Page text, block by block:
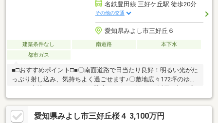
名鉄豊田線 三好ケ丘駅 徒歩20分
その他の交通
愛知県みよし市三好丘６
建築条件なし 南道路
本下水
都市ガス
■□おすすめポイント□■〇南面道路で日当たり良好！明るい光がた
っぷり射し込み、気持ちよく過ごせます♪〇敷地広々172坪のゆと
がります！〇前面道路6m以上で車の出し入れがスムーズ。毎日の
通勤や買い物も安心です♪〇風通し良好で、季節ごとに爽やかな風
を感じられる快適な住環境です！■□周辺環境□■・三好丘小学校
愛知県みよし市三好丘桜４ 3,100万円